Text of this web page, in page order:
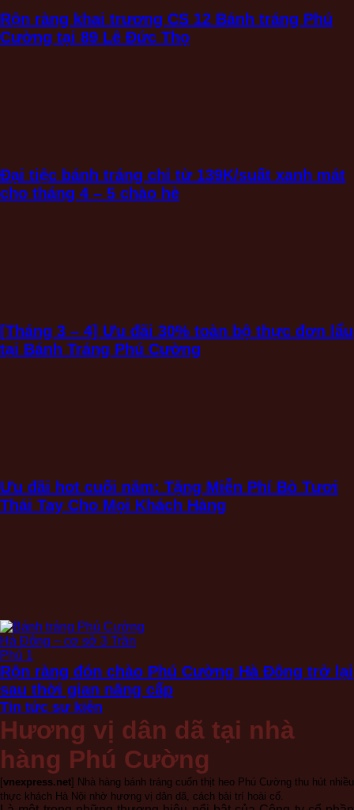
Rộn ràng khai trương CS 12 Bánh tráng Phú
Cường tại 89 Lê Đức Thọ
Đại tiệc bánh tráng chỉ từ 139K/suất xanh mát
cho tháng 4 – 5 chào hè
[Tháng 3 – 4] Ưu đãi 30% toàn bộ thực đơn lẩu
tại Bánh Tráng Phú Cường
Ưu đãi hot cuối năm: Tặng Miễn Phí Bò Tươi
Thái Tay Cho Mọi Khách Hàng
Rộn ràng đón chào Phú Cường Hà Đông trở lại
sau thời gian nâng cấp
Tin tức sự kiện
Hương vị dân dã tại nhà
hàng Phú Cường
[vnexpress.net] Nhà hàng bánh tráng cuốn thịt heo Phú Cường thu hút nhiều
thực khách Hà Nội nhờ hương vị dân dã, cách bài trí hoài cổ.